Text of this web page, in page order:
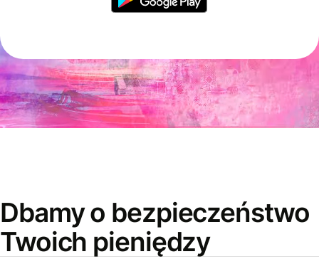
Dbamy o bezpieczeństwo
Twoich pieniędzy